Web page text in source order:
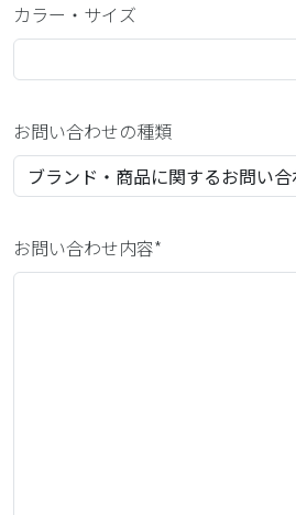
カラー・サイズ
お問い合わせの種類
お問い合わせ内容*